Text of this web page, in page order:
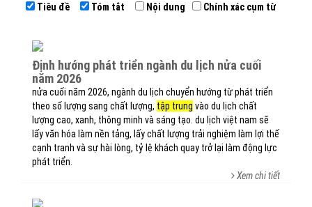
Tiêu đề Tóm tắt Nội dung Chính xác cụm từ
định hướng phát triển ngành du lịch nửa cuối
năm 2026
nửa cuối năm 2026, ngành du lịch chuyển hướng từ phát triển
theo số lượng sang chất lượng, tập trung vào du lịch chất
lượng cao, xanh, thông minh và sáng tạo. du lịch việt nam sẽ
lấy văn hóa làm nền tảng, lấy chất lượng trải nghiệm làm lợi thế
cạnh tranh và sự hài lòng, tỷ lệ khách quay trở lại làm động lực
phát triển.
Xem chi tiết